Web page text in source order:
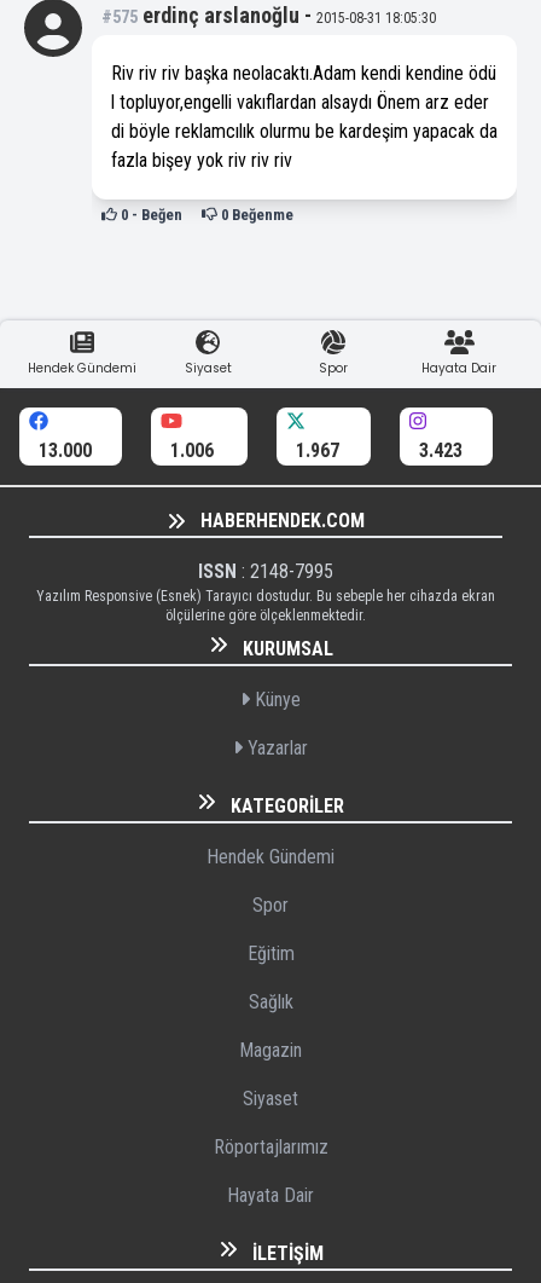
#575 erdinç arslanoğlu - 2015-08-31 18:05:30
Riv riv riv başka neolacaktı.Adam kendi kendine ödü
l topluyor,engelli vakıflardan alsaydı Önem arz eder
di böyle reklamcılık olurmu be kardeşim yapacak da
fazla bişey yok riv riv riv
0- Beğen 0Beğenme
Hendek Gündemi Siyaset Spor Hayata Dair
13.000 1.006 1.967 3.423
HABERHENDEK.COM
ISSN : 2148-7995
Yazılım Responsive (Esnek) Tarayıcı dostudur. Bu sebeple her cihazda ekran
ölçülerine göre ölçeklenmektedir.
KURUMSAL
Künye
Yazarlar
KATEGORILER
Hendek Gündemi
Spor
Eğitim
Sağlık
Magazin
Siyaset
Röportajlarımız
Hayata Dair
İLETIŞIM